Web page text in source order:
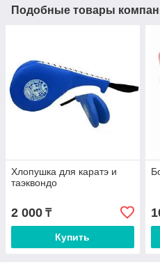
Подобные товары
Хлопушка для каратэ и
таэквондо
2 000 ₸
Купить